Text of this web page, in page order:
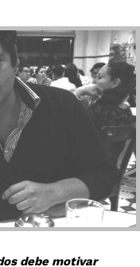
debe motivar